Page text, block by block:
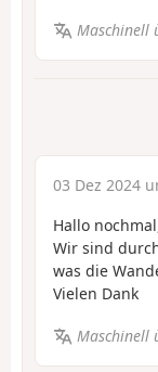
Maschinell
03 Dez 2024
Hallo
Wir sind
was die
Vielen Dank
Maschinell